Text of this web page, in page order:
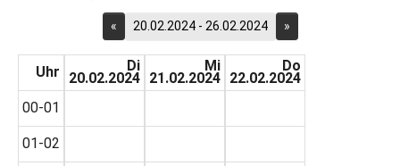
« 20.02.2024 - 26.02.2024 »
Uhr
00-01
01-02
Di
20.02.2024
Mi
21.02.2024
Do
22.02.2024